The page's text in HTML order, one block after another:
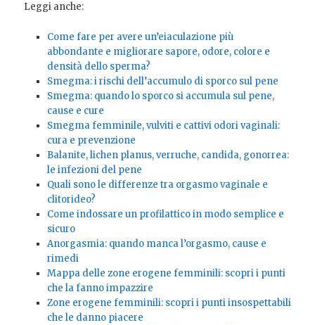
Leggi anche:
Come fare per avere un’eiaculazione più
abbondante e migliorare sapore, odore, colore e
densità dello sperma?
Smegma: i rischi dell’accumulo di sporco sul pene
Smegma: quando lo sporco si accumula sul pene,
cause e cure
Smegma femminile, vulviti e cattivi odori vaginali:
cura e prevenzione
Balanite, lichen planus, verruche, candida, gonorrea:
le infezioni del pene
Quali sono le differenze tra orgasmo vaginale e
clitorideo?
Come indossare un profilattico in modo semplice e
sicuro
Anorgasmia: quando manca l’orgasmo, cause e
rimedi
Mappa delle zone erogene femminili: scopri i punti
che la fanno impazzire
Zone erogene femminili: scopri i punti insospettabili
che le danno piacere